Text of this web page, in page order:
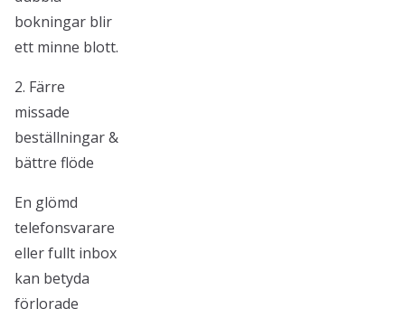
bokningar blir
ett minne blott.
2. Färre
missade
beställningar &
bättre flöde
En glömd
telefonsvarare
eller fullt inbox
kan betyda
förlorade